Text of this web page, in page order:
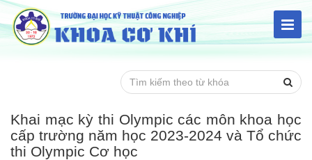
Khai mạc kỳ thi Olympic các môn khoa học
cấp trường năm học 2023-2024 và Tổ chức
thi Olympic Cơ học